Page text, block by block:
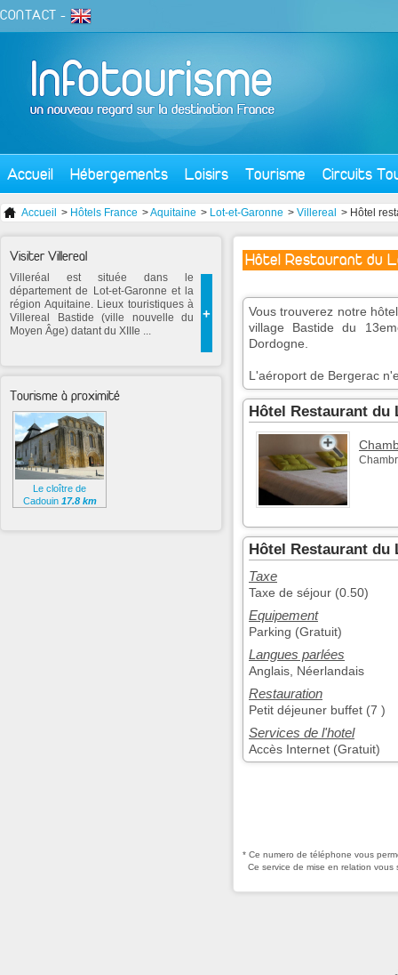
CONTACT -
Accueil Hébergements Loisirs Tourisme Circuits
Accueil > Hôtels France >Aquitaine > Lot-et-Garonne > Villereal > Hôtel
Hôtel Restaurant du
Vous trouverez notre
village Bastide du
Dordogne.
L'aéroport de Bergerac
Hôtel Restaurant du
Hôtel Restaurant
Taxe
Taxe de séjour (0.50)
Equipement
Parking (Gratuit)
Langues parlées
Anglais, Néerlandais
Restauration
Petit déjeuner buffet (7 )
Services de l'hotel
Accès Internet (Gratuit)
* Ce numero de téléphone vous
Ce service de mise en relation
Visiter Villereal
+
Villeréal est située dans le
département de Lot-et-Garonne et la
région Aquitaine. Lieux touristiques à
Villereal Bastide (ville nouvelle du
Moyen Âge) datant du XIIIe ...
Tourisme à proximité
Le cloître de
Cadouin 17.8 km